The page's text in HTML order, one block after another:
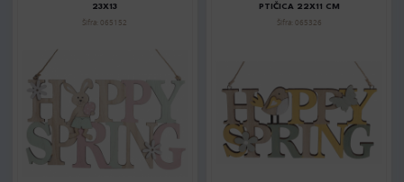
23X13
Šifra: 065152
PTIČICA 22X11 CM
Šifra: 065326